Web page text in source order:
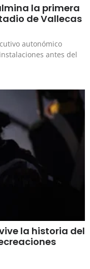
la primera
de Vallecas
autonómico
antes del
la historia del